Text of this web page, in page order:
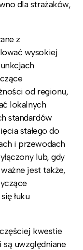
dla strażaków,
z
wysokiej
od regionu,
lokalnych
standardów
stałego do
i przewodach
lub, gdy
jest także,
łuku
kwestie
uwzględniane